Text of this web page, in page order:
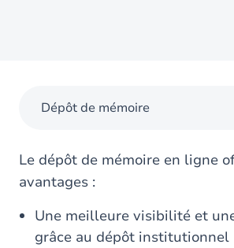
Dépôt de mémoire
Le dépôt de mémoire en ligne
avantages :
Une meilleure visibilité et
grâce au dépôt institutionnel